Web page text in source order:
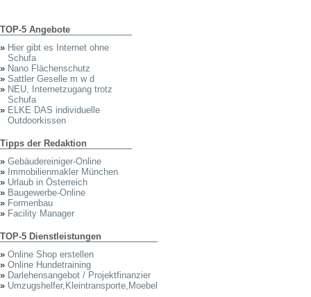
TOP-5 Angebote
» Hier gibt es Internet ohne
Schufa
» Nano Flächenschutz
» Sattler Geselle m w d
» NEU, Internetzugang trotz
Schufa
» ELKE DAS individuelle
Outdoorkissen
Tipps der Redaktion
» Gebäudereiniger-Online
» Immobilienmakler München
» Urlaub in Österreich
» Baugewerbe-Online
» Formenbau
» Facility Manager
TOP-5 Dienstleistungen
» Online Shop erstellen
» Online Hundetraining
» Darlehensangebot / Projektfinanzier
» Umzugshelfer,Kleintransporte,Moebel